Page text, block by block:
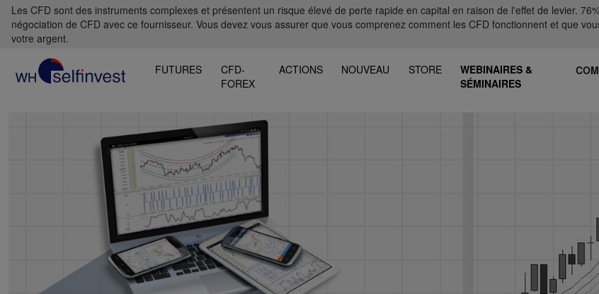
Les CFD sont des instruments complexes et présentent un risque élevé de perte rapide en capital en raison de l'effet de levier.
négociation de CFD avec ce fournisseur. Vous devez vous assurer que vous comprenez comment les CFD fonctionnent et que
votre argent.
FUTURES
CFD-
FOREX
ACTIONS NOUVEAU STORE
WEBINAIRES &
SÉMINAIRES